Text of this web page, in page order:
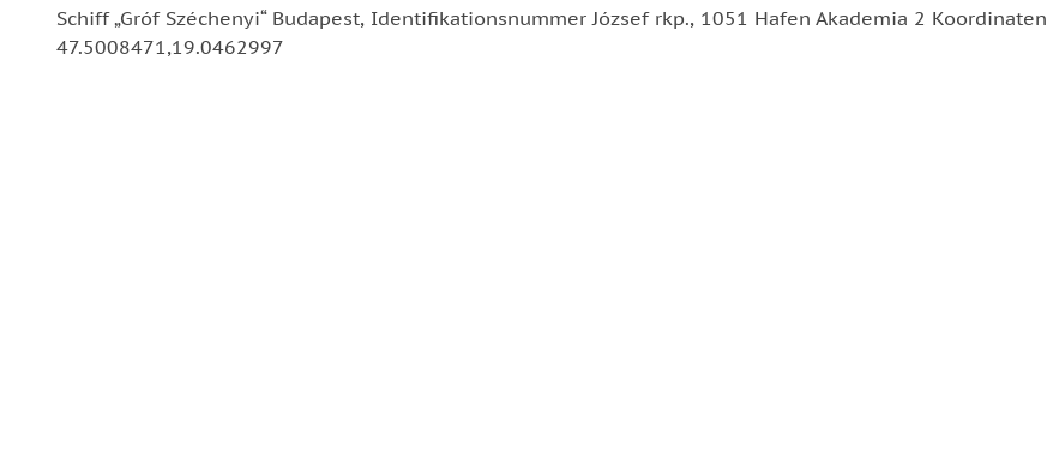
Schiff „Gróf Széchenyi“ Budapest, Identifikationsnummer József rkp., 1051 Hafen Akademia 2 Koordinaten
47.5008471,19.0462997